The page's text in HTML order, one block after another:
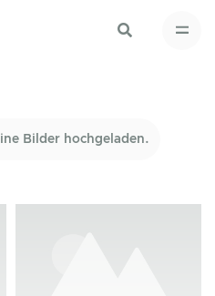
Bilder hochgeladen.